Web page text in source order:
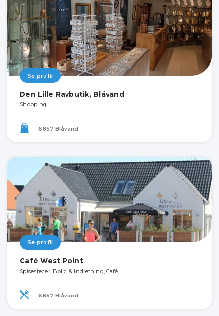
Se profil
Den Lille Ravbutik, Blåvand
Shopping
6857 Blåvand
Se profil
Café West Point
Spisesteder, Bolig & indretning, Café
6857 Blåvand